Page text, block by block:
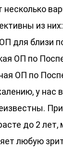
из
для близи
ОП по
ОП по
у нас
до 2
любую